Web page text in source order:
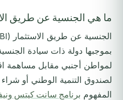
ما هي الجنسية عن طريق
بموجبها دولة ذات سيادة
لمواطن أجنبي مقابل مساهمة
لصندوق التنمية الوطني أو شراء
المفهوم برنامج سانت كيتس